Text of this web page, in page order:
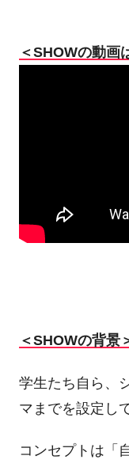
＜SHOWの動画
＜SHOWの背景
学生たち自ら、
マまでを設定し
コンセプトは「